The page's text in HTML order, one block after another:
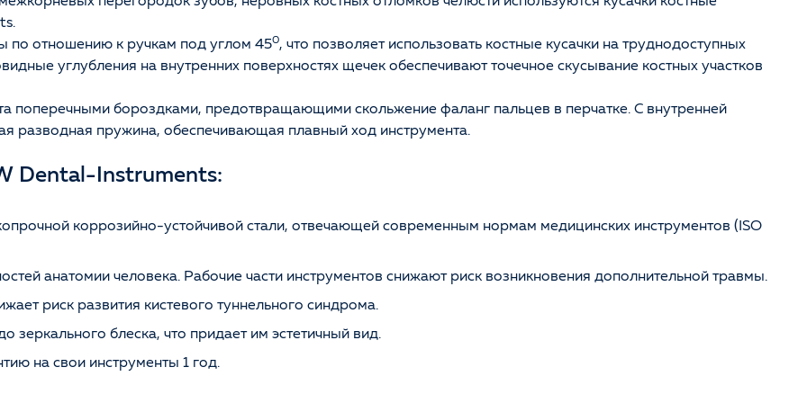
по отношению к ручкам под углом 450, что позволяет использовать костные кусачки на труднодоступных
углубления на внутренних поверхностях щечек обеспечивают точечное скусывание костных участков
поперечными бороздками, предотвращающими скольжение фаланг пальцев в перчатке. С внутренней
разводная пружина, обеспечивающая плавный ход инструмента.
Dental-Instruments:
коррозийно-устойчивой стали, отвечающей современным нормам медицинских инструментов (ISO
анатомии человека. Рабочие части инструментов снижают риск возникновения дополнительной травмы.
риск развития кистевого туннельного синдрома.
зеркального блеска, что придает им эстетичный вид.
на свои инструменты 1 год.